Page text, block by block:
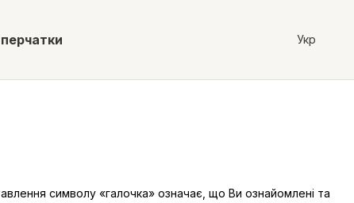
Укр
символу «галочка» означає, що Ви ознайомлені та